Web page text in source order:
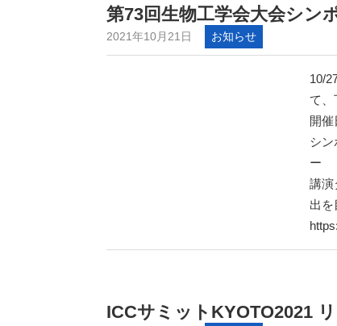
第73回生物工学会大会シン
2021年10月21日 お知らせ
10/
て、
開催
シ
ー
講演
出を
ICCサミットKYOTO2021